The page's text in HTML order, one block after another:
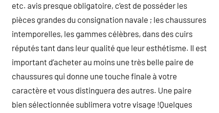
etc. avis presque obligatoire, c’est de posséder les
pièces grandes du consignation navale ; les chaussures
intemporelles, les gammes célèbres, dans des cuirs
réputés tant dans leur qualité que leur esthétisme. Il est
important d’acheter au moins une très belle paire de
chaussures qui donne une touche finale à votre
caractère et vous distinguera des autres. Une paire
bien sélectionnée sublimera votre visage !Quelques